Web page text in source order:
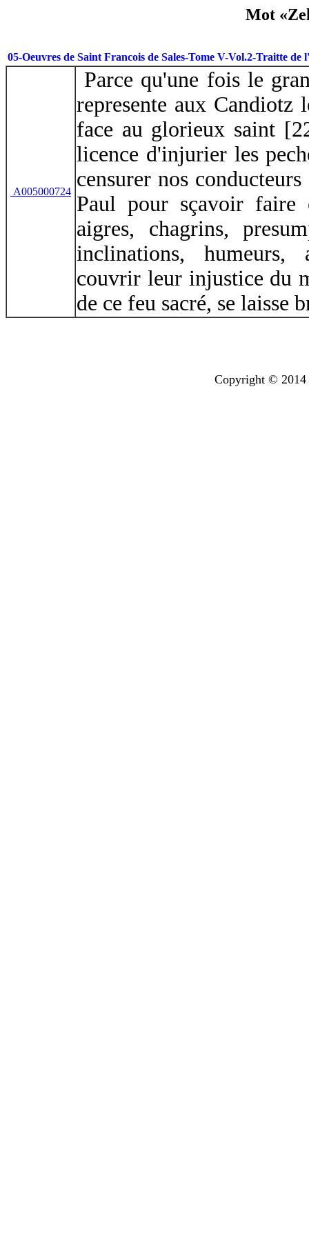
Mot
05-Oeuvres de Saint Francois de Sales-Tome V-Vol.2-Traitte
A005000724
Parce qu'une fois le
represente aux Candiotz
face au glorieux saint
licence d'injurier les
censurer nos
Paul pour sçavoir faire
aigres, chagrins,
inclinations, humeurs,
couvrir leur injustice du
de ce feu sacré, se laisse
Copyright © 2014